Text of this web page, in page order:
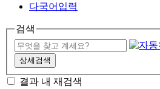
다국어입력
검색
상세검색
결과 내 재검색